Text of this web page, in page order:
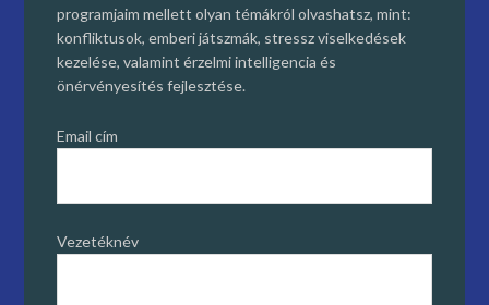
programjaim mellett olyan témákról olvashatsz, mint:
konfliktusok, emberi játszmák, stressz viselkedések
kezelése, valamint érzelmi intelligencia és
önérvényesítés fejlesztése.
Email cím
Vezetéknév